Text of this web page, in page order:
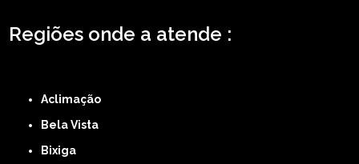
Regiões onde a atende :
Aclimação
Bela Vista
Bixiga